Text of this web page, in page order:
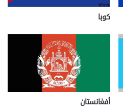
كوبا
أفغانستان